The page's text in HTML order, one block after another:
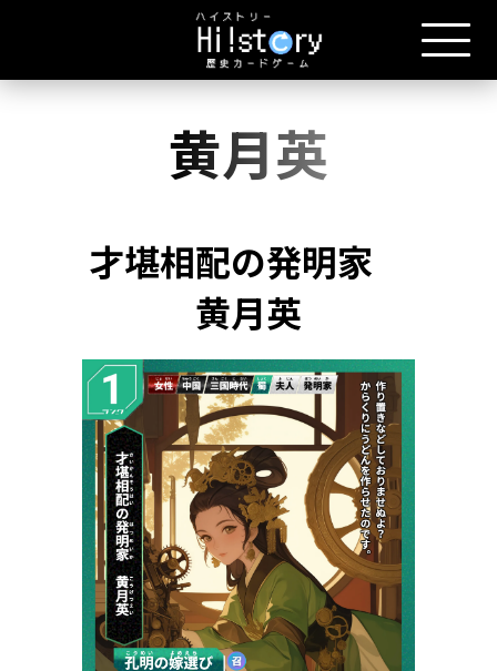
黄月英
才堪相配の発明家
黄月英